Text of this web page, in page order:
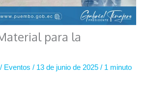
para la
/ Eventos / 13 de junio de 2025 / 1 minuto